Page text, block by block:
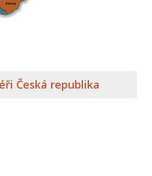
Česká republika